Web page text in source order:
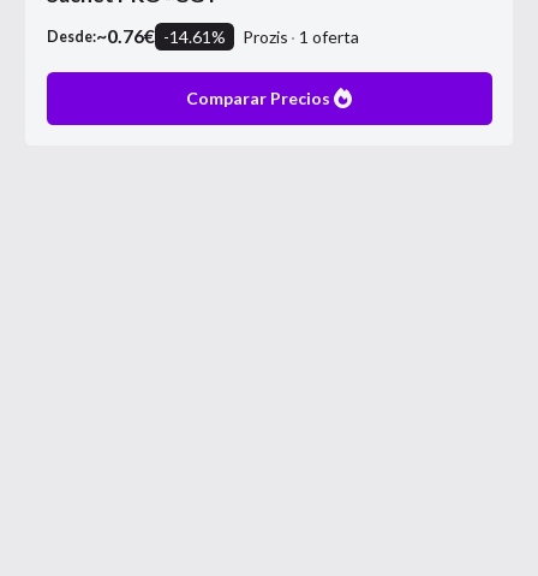
Desde:~0.76€ -14.61% Prozis 1 oferta
Comparar Precios